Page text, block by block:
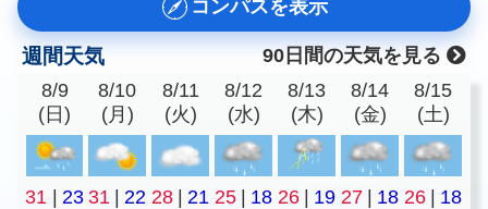
コンパスを表示
週間天気
90日間の天気を見る
8/9
(日)
8/10
(月)
8/11
(火)
8/12
(水)
8/13
(木)
8/14
(金)
8/15
(土)
31 | 23 31 | 22 28 | 21 25 | 18 26 | 19 27 | 18 26 | 18